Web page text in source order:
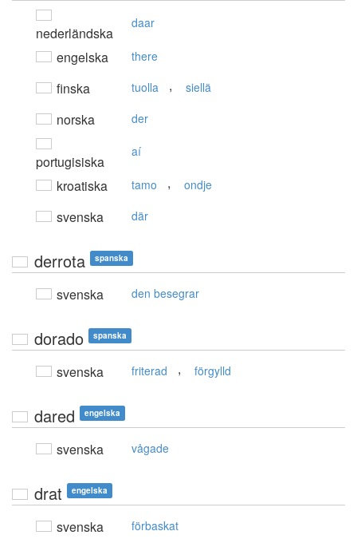
nederländska
daar
engelska there
finska tuolla , siellä
norska der
portugisiska
aí
kroatiska tamo , ondje
svenska där
derrota spanska
svenska den besegrar
dorado spanska
svenska friterad , förgylld
dared engelska
svenska vågade
drat engelska
svenska förbaskat